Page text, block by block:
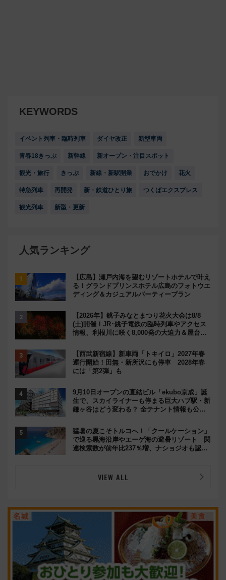
KEYWORDS
イベント列車・臨時列車 ダイヤ改正 新型車両
青春18きっぷ 新幹線 新オープン・注目スポット
観光・旅行 きっぷ 新線・新駅開業 おでかけ 花火
特急列車 再開発 新・鉄道ひとり旅 つくばエクスプレス
観光列車 新型・更新
人気ランキング
【広島】瀬戸内海を望むリゾートホテルで叶え
る！グランドプリンスホテル広島のフォトウエ
ディング＆カジュアルパーティープラン
【2026年】銚子みなとまつり花火大会は8/8
(土)開催！JR･銚子電鉄の臨時列車やアクセス
情報、利根川に咲く8,000発の大迫力＆屋台を
【西武新宿線】新車両「トキイロ」2027年春
運行開始！田無・新所沢にも停車 2028年春
には「第2弾」も
9月10日オープンの直結ビル「ekubo京成」誕
生で、スカイライナーも停まる巨大ハブ駅・新
鎌ヶ谷はどう変わる？ 全テナント情報も公
猛暑の夏こそトルコへ！「クールケーション」
で巡る黒海沿岸やエーゲ海の避暑リゾート 関
連検索数が前年比237％増、ナショジオも認め
VIEW ALL